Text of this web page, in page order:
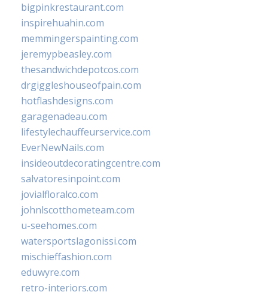
bigpinkrestaurant.com
inspirehuahin.com
memmingerspainting.com
jeremypbeasley.com
thesandwichdepotcos.com
drgiggleshouseofpain.com
hotflashdesigns.com
garagenadeau.com
lifestylechauffeurservice.com
EverNewNails.com
insideoutdecoratingcentre.com
salvatoresinpoint.com
jovialfloralco.com
johnlscotthometeam.com
u-seehomes.com
watersportslagonissi.com
mischieffashion.com
eduwyre.com
retro-interiors.com